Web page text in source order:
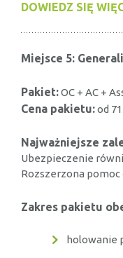
DOWIEDZ SIĘ
Miejsce 5: Generali
Pakiet:OC + AC +
Cena pakietu:od
Najważniejsze
Ubezpieczenie
Rozszerzona
Zakres pakietu
holowanie